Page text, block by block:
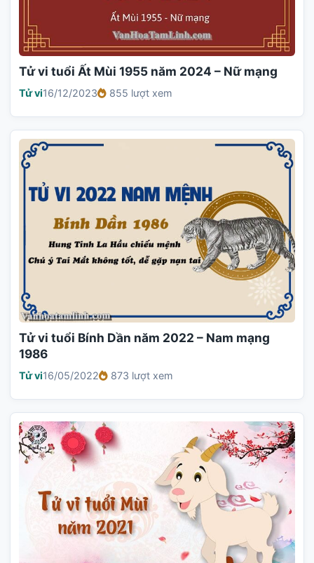
Tử vi tuổi Ất Mùi 1955 năm 2024 – Nữ mạng
Tử vi16/12/2023 855 lượt xem
Tử vi tuổi Bính Dần năm 2022 – Nam mạng
1986
Tử vi16/05/2022 873 lượt xem